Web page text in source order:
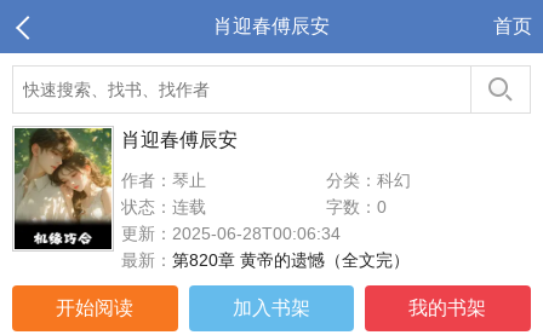
肖迎春傅辰安 首页
肖迎春傅辰安
作者：琴止
分类：科幻
状态：连载
字数：0
更新：2025-06-28T00:06:34
最新： 第820章 黄帝的遗憾（全文完）
开始阅读 加入书架 我的书架